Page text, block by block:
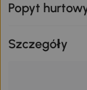
Popyt
Szczegóły